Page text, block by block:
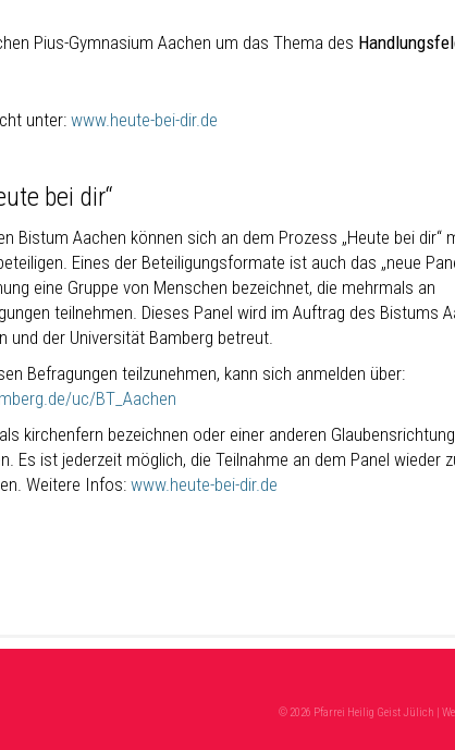
Pius-Gymnasium Aachen um das Thema des
unter: www.heute-bei-dir.de
bei dir“
Bistum Aachen können sich an dem Prozess „Heute bei dir“
Eines der Beteiligungsformate ist auch das „neue
eine Gruppe von Menschen bezeichnet, die mehrmals an
teilnehmen. Dieses Panel wird im Auftrag des Bistums
und der Universität Bamberg betreut.
Befragungen teilzunehmen, kann sich anmelden über:
uc/BT_Aachen
kirchenfern bezeichnen oder einer anderen Glaubensrichtung
Es ist jederzeit möglich, die Teilnahme an dem Panel wieder
Weitere Infos:www.heute-bei-dir.de
© 2026 Pfarrei Heilig Geist Jülich |